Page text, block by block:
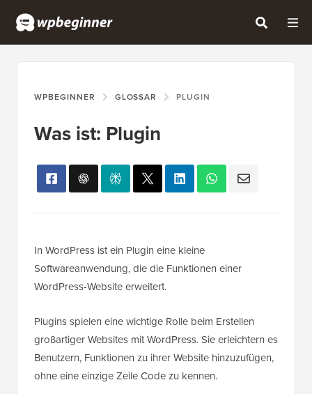
WPBEGINNER GLOSSAR PLUGIN
Was ist: Plugin
In WordPress ist ein Plugin eine kleine
Softwareanwendung, die die Funktionen einer
WordPress-Website erweitert.
Plugins spielen eine wichtige Rolle beim Erstellen
großartiger Websites mit WordPress. Sie erleichtern es
Benutzern, Funktionen zu ihrer Website hinzuzufügen,
ohne eine einzige Zeile Code zu kennen.